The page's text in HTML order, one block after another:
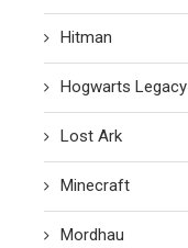
Hitman
Hogwarts Legacy
Lost Ark
Minecraft
Mordhau